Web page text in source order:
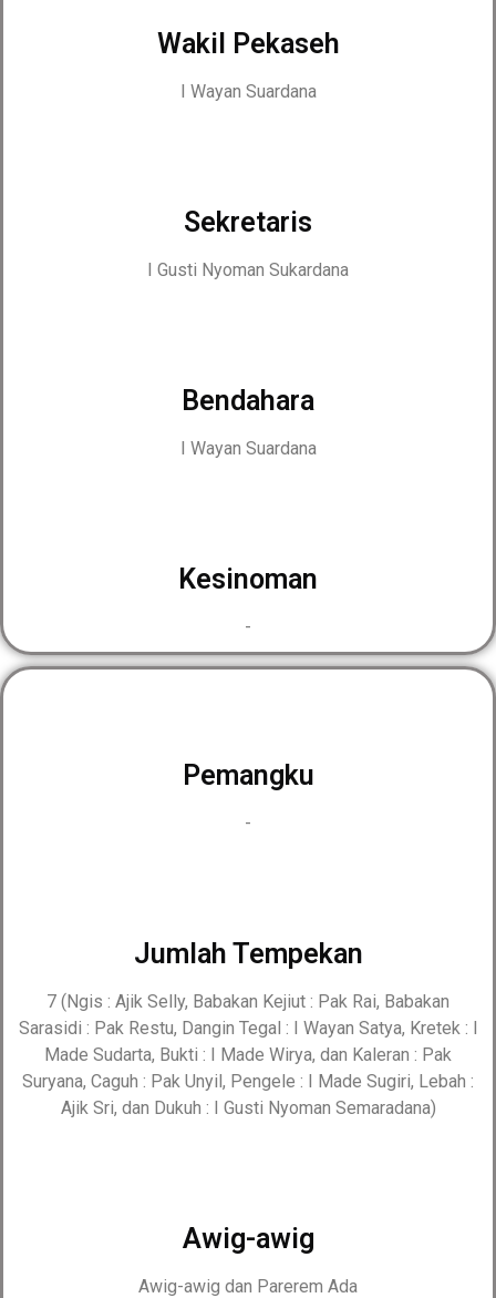
Wakil Pekaseh
I Wayan Suardana
Sekretaris
I Gusti Nyoman Sukardana
Bendahara
I Wayan Suardana
Kesinoman
-
Pemangku
-
Jumlah Tempekan
7 (Ngis : Ajik Selly, Babakan Kejiut : Pak Rai, Babakan
Sarasidi : Pak Restu, Dangin Tegal : I Wayan Satya, Kretek : I
Made Sudarta, Bukti : I Made Wirya, dan Kaleran : Pak
Suryana, Caguh : Pak Unyil, Pengele : I Made Sugiri, Lebah :
Ajik Sri, dan Dukuh : I Gusti Nyoman Semaradana)
Awig-awig
Awig-awig dan Parerem Ada